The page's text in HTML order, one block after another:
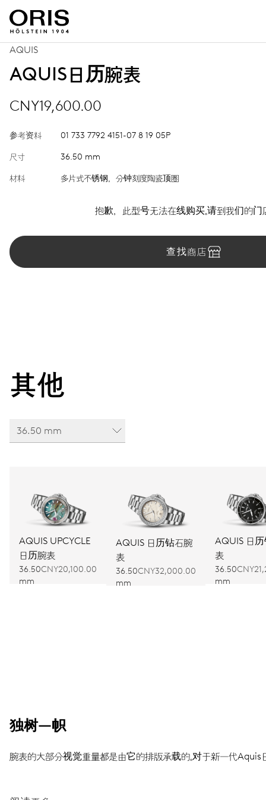
AQUIS
AQUIS日历腕表
CNY19,600.00
参考资料 01 733 7792 4151-07 8 19 05P
尺寸 36.50 mm
材料 多片式不锈钢，分钟刻度陶瓷顶圈
抱歉，此型号无法在线购买。请到我们的门
查找商店
其他
36.50 mm
AQUIS UPCYCLE
日历腕表
36.50
mm
CNY20,100.00
AQUIS 日历钻石腕
表
36.50
mm
CNY32,000.00
AQUIS 日
表
36.50
mm
独树一帜
腕表的大部分视觉重量都是由它的排版承载的。对于新一代